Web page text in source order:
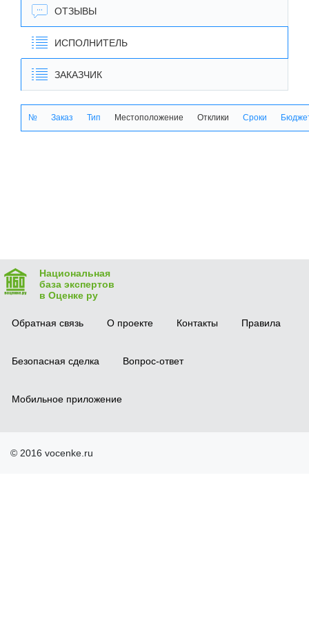
ОТЗЫВЫ
ИСПОЛНИТЕЛЬ
ЗАКАЗЧИК
№ Заказ Тип Местоположение Отклики Сроки
Национальная
база экспертов
в Оценке ру
Обратная связь О проекте Контакты Правила
Безопасная сделка Вопрос-ответ
Мобильное приложение
© 2016 vocenke.ru